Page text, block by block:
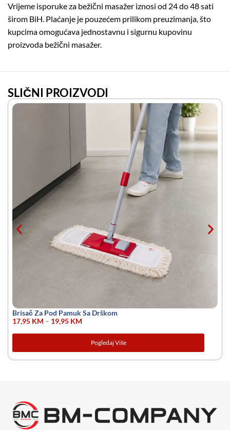
Vrijeme isporuke za bežični masažer iznosi od 24 do 48 sati
širom BiH. Plaćanje je pouzećem prilikom preuzimanja, što
kupcima omogućava jednostavnu i sigurnu kupovinu
proizvoda bežični masažer.
SLIČNI PROIZVODI
Brisač Za Pod Pamuk Sa Drškom
17,95 KM – 19,95 KM
Pogledaj Više